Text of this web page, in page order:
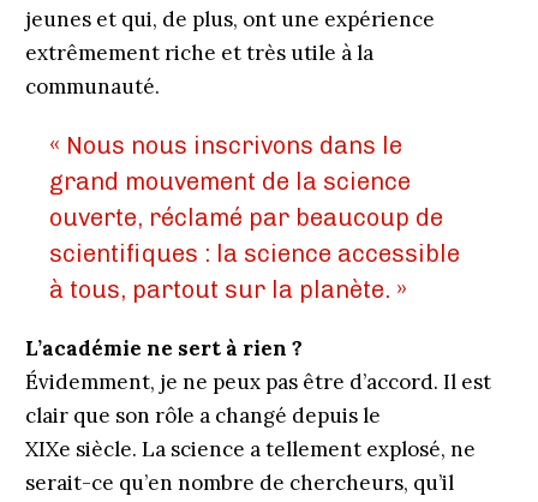
jeunes et qui, de plus, ont une expérience
extrêmement riche et très utile à la
communauté.
« Nous nous inscrivons dans le
grand mouvement de la science
ouverte, réclamé par beaucoup de
scientifiques : la science accessible
à tous, partout sur la planète. »
L’académie ne sert à rien ?
Évidemment, je ne peux pas être d’accord. Il est
clair que son rôle a changé depuis le
XIXe siècle. La science a tellement explosé, ne
serait-ce qu’en nombre de chercheurs, qu’il